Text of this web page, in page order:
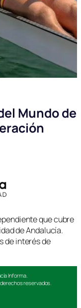
Mundo de
que cubre
de Andalucía.
de interés de
Informa.
reservados.